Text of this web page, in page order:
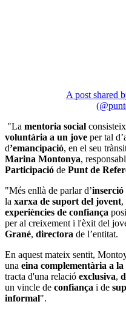
A post shared
"La mentoria social
voluntària a un jove per tal
d’emancipació, en el seu
Marina Montonya,
Participació de Punt de
"Més enllà de parlar d’
la xarxa de suport del jovent,
experiències de confiança
per al creixement i l'èxit del
Grané, directora de l’entitat.
En aquest mateix sentit,
una eina complementària a
tracta d'una relació exclusiva,
un vincle de confiança i de
informal".